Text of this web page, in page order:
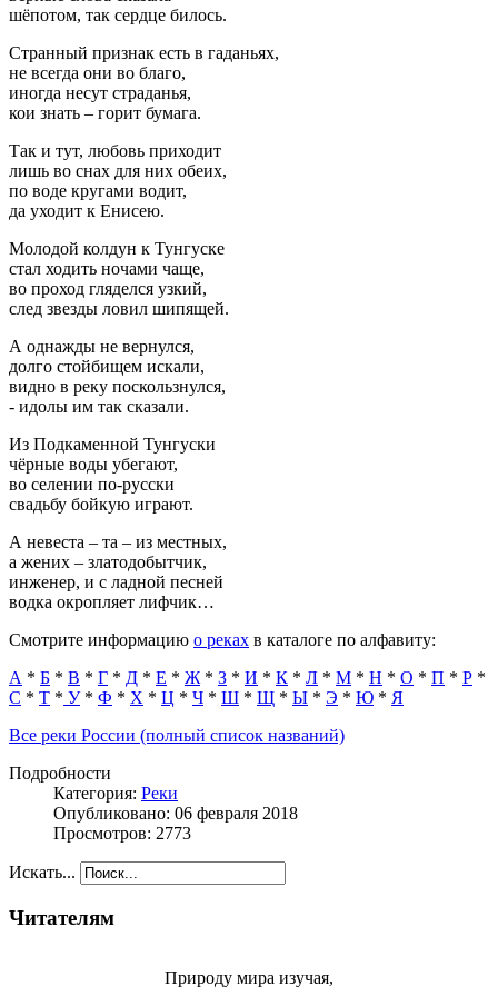
шёпотом, так сердце билось.
Странный признак есть в гаданьях,
не всегда они во благо,
иногда несут страданья,
кои знать – горит бумага.
Так и тут, любовь приходит
лишь во снах для них обеих,
по воде кругами водит,
да уходит к Енисею.
Молодой колдун к Тунгуске
стал ходить ночами чаще,
во проход гляделся узкий,
след звезды ловил шипящей.
А однажды не вернулся,
долго стойбищем искали,
видно в реку поскользнулся,
- идолы им так сказали.
Из Подкаменной Тунгуски
чёрные воды убегают,
во селении по-русски
свадьбу бойкую играют.
А невеста – та – из местных,
а жених – златодобытчик,
инженер, и с ладной песней
водка окропляет лифчик…
Смотрите информацию о реках в каталоге по алфавиту:
А * Б * В * Г * Д * Е * Ж * З * И * К * Л * М * Н * О * П * Р *
С * Т * У* Ф * Х * Ц * Ч * Ш * Щ * Ы * Э * Ю * Я
Все реки России (полный список названий)
Подробности
Категория: Реки
Опубликовано: 06 февраля 2018
Просмотров: 2773
Искать...
Читателям
Природу мира изучая,